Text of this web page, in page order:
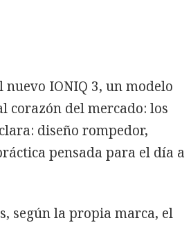
IONIQ 3, un modelo
corazón del mercado: los
diseño rompedor,
pensada para el día a
según la propia marca, el